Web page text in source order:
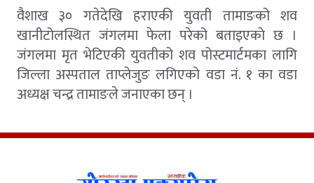
वैशाख ३० गतेदेखि हराएकी युवती तामाङको शव
खानीटोलस्थित जंगलमा फेला परेको बताइएकाे छ ।
जंगलमा मृत भेटिएकी युवतीको शव पोस्टमार्टमका लागि
जिल्ला अस्पताल ताप्लेजुङ लगिएको वडा नं. १ का वडा
अध्यक्ष चन्द्र तामाङले जनाएका छन् ।